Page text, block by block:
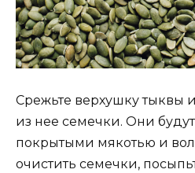
Срежьте верхушку тыквы
из нее семечки. Они
покрытыми мякотью и
очистить семечки,